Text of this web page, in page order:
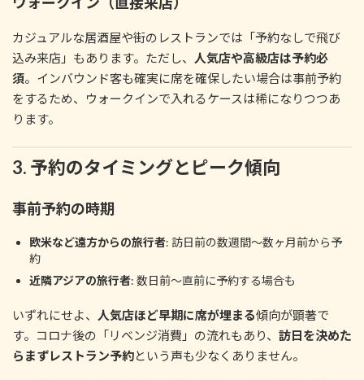
カジュアルな居酒屋や街のレストランでは「予約なしで飛び
込み来店」もあります。ただし、 人気店や高級店は予約必
須。インバウンド客も確実に席を確保したい場合は事前予約
をするため、ウォークインで入れるケースは稀になりつつあ
ります。
3. 予約のタイミングとピーク傾向
事前予約の時期
欧米など遠方からの旅行者: 訪日前の数週間～数ヶ月前から予
約
近隣アジアの旅行者: 数日前～直前に予約する場合も
いずれにせよ、 人気店ほど早期に席が埋まる傾向が顕著で
す。コロナ後の「リベンジ消費」の流れもあり、 訪日を決めた
らまずレストラン予約という声も少なくありません。